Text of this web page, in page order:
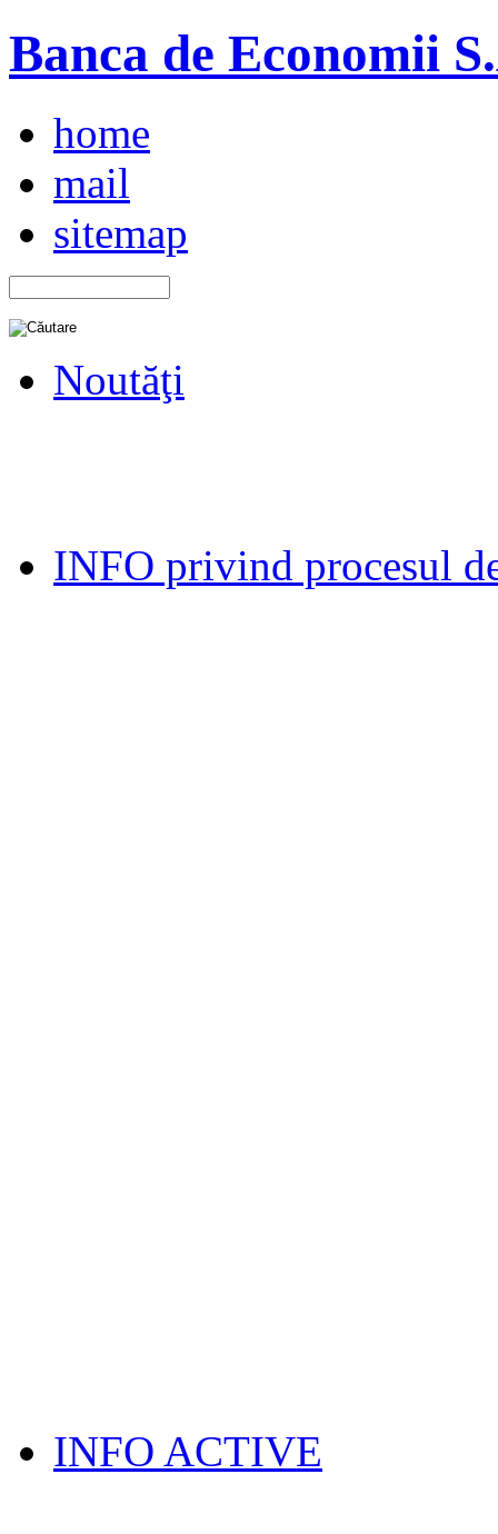
Banca de Economii
home
mail
sitemap
Noutăţi
INFO privind procesul
INFO ACTIVE